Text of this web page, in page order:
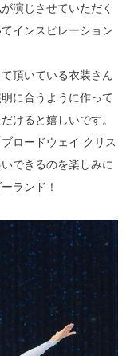
演じさせていただく
インスピレーション
頂いている衣装さん
に合うように作って
けると嬉しいです。
ロードウェイ クリス
できるのを楽しみに
ランド！